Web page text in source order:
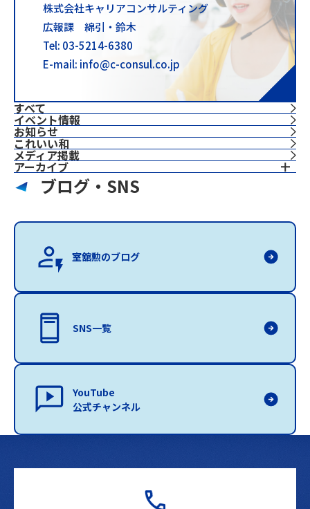
すべて
イベント情報
お知らせ
これいい和
⁨⁩メディア掲載
アーカイブ
株式会社キャリアコンサルティング
広報課 綿引・鈴木
Tel: 03-5214-6380
E-mail: info@c-consul.co.jp
ブログ・SNS
室舘勲のブログ
SNS一覧
YouTube
公式チャンネル